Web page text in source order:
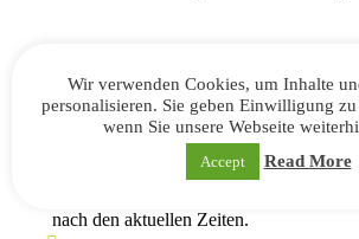
Ehrenamtler*innen durchgeführt.
Teilnehmer*innen aller
Sprachkenntnisse erweitern und
Atmosphäre anwenden wollen.
individuellen Lernstand
nach den aktuellen Zeiten.
Wir verwenden Cookies, um Inhalte
personalisieren. Sie geben Einwilligung
wenn Sie unsere Webseite
Accept Read More